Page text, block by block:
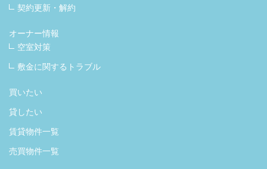
契約更新・解約
オーナー情報
空室対策
敷金に関するトラブル
買いたい
貸したい
賃貸物件一覧
売買物件一覧